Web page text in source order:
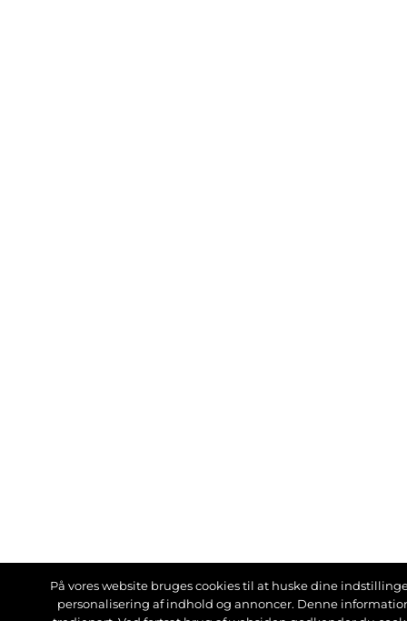
På vores website bruges cookies til at huske dine
personalisering af indhold og annoncer. Denne